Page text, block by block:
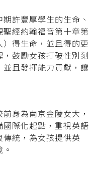
許豐厚學生的生命、
經約翰福音第十章第
得生命，並且得的更
鼓勵女孩打破性別刻
且發揮能力貢獻，讓
身為南京金陵女大，
際化起點，重視英語
統，為女孩提供英